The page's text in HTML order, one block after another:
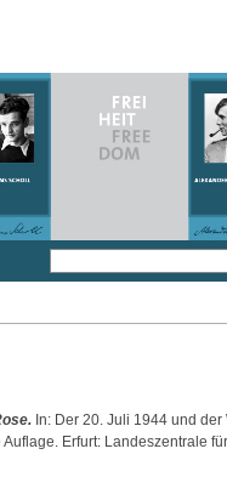
In: Der 20. Juli 1944 und
Erfurt: Landeszentrale